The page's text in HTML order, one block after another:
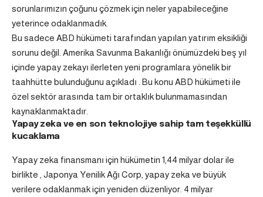
sorunlarımızın çoğunu çözmek için neler yapabileceğine
yeterince odaklanmadık.
Bu sadece ABD hükümeti tarafından yapılan yatırım eksikliği
sorunu değil. Amerika Savunma Bakanlığı önümüzdeki beş yıl
içinde yapay zekayı ilerleten yeni programlara yönelikbir
taahhütte bulunduğunu açıkladı . Bu konu ABD hükümeti ile
özel sektör arasında tam bir ortaklık bulunmamasından
kaynaklanmaktadır.
Yapay zeka ve en son teknolojiye sahip tam teşekküllü
kucaklama
Yapay zeka finansmanı için hükümetin 1,44 milyar dolarile
birlikte , Japonya Yenilik Ağı Corp, yapay zeka ve büyük
verilere odaklanmak için yeniden düzenliyor. 4 milyar